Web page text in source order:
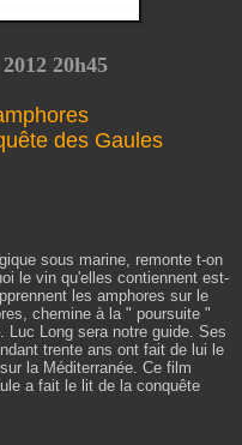
20h45
des Gaules
sous marine, remonte t-on
le vin qu'elles contiennent est-
les amphores sur le
chemine à la " poursuite "
Luc Long sera notre guide. Ses
trente ans ont fait de lui le
la Méditerranée. Ce film
a fait le lit de la conquête